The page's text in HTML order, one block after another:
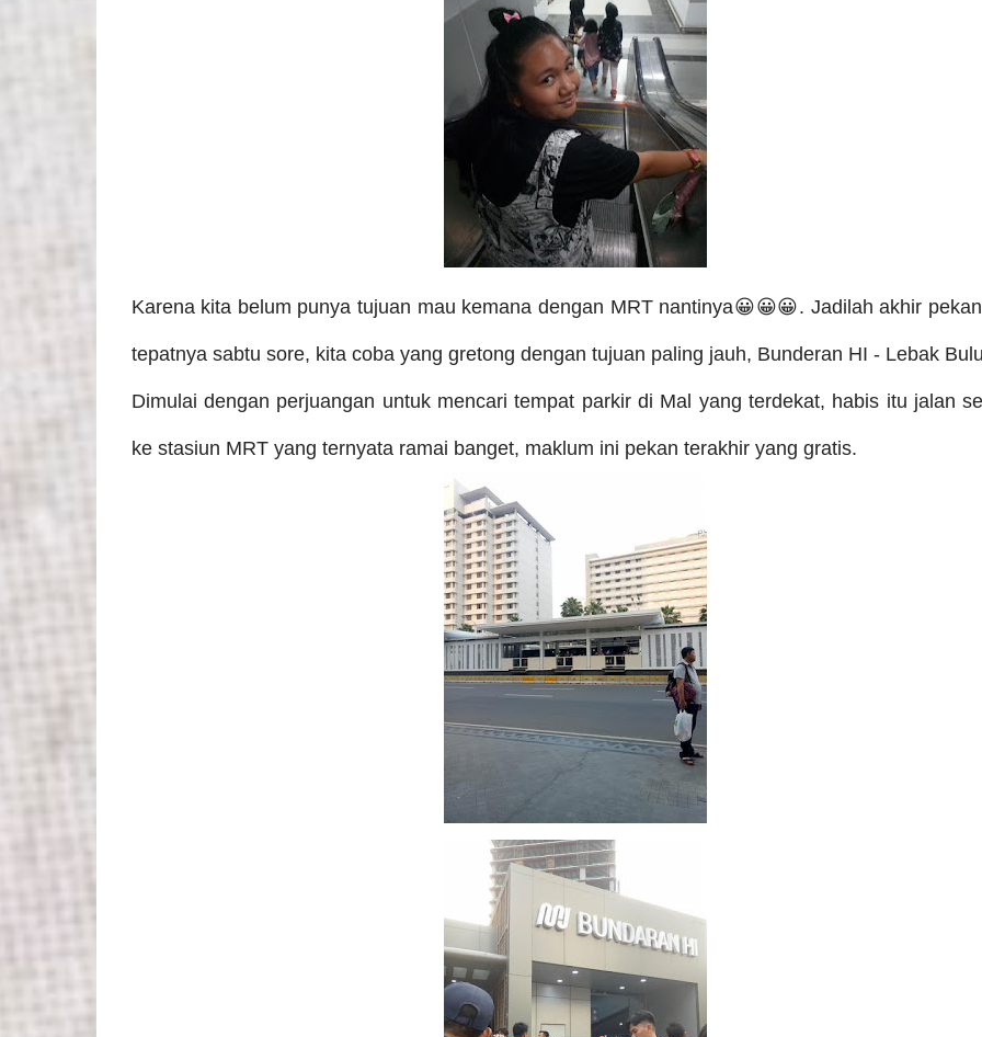
Karena kita belum punya tujuan mau kemana dengan MRT nantinya😀😀😀. Jadilah akhir
tepatnya sabtu sore, kita coba yang gretong dengan tujuan paling jauh, Bunderan HI - Lebak
Dimulai dengan perjuangan untuk mencari tempat parkir di Mal yang terdekat, habis itu jalan
ke stasiun MRT yang ternyata ramai banget, maklum ini pekan terakhir yang gratis.